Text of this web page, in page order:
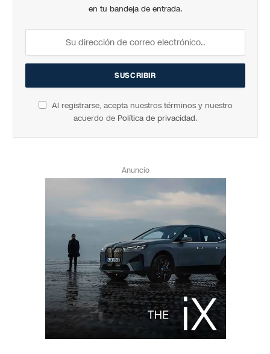
en tu bandeja de entrada.
Al registrarse, acepta nuestros términos y nuestro
acuerdo de Política de privacidad.
Anuncio